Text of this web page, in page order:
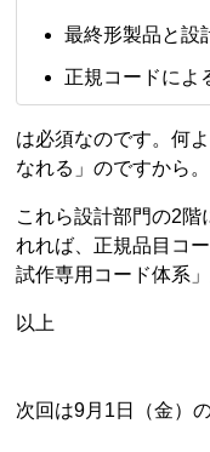
最終形製品と設
正規コードによ
は必須なのです。何
なれる」のですから。
これら設計部門の2階
れれば、正規品目コ
試作専用コード体系
以上
次回は9月1日（金）